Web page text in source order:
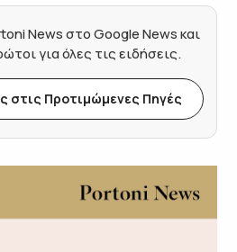
News στο Google News και
για όλες τις ειδήσεις.
στις Προτιμώμενες Πηγές